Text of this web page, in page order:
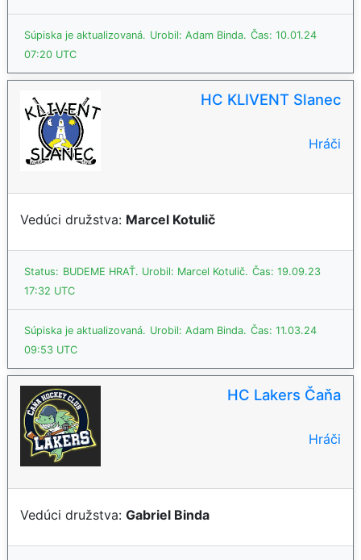
Súpiska je aktualizovaná. Urobil: Adam Binda. Čas: 10.01.24
07:20 UTC
HC KLIVENT Slanec
Hráči
Vedúci družstva: Marcel Kotulič
Status: BUDEME HRAŤ. Urobil: Marcel Kotulič. Čas: 19.09.23
17:32 UTC
Súpiska je aktualizovaná. Urobil: Adam Binda. Čas: 11.03.24
09:53 UTC
HC Lakers Čaňa
Hráči
Vedúci družstva: Gabriel Binda